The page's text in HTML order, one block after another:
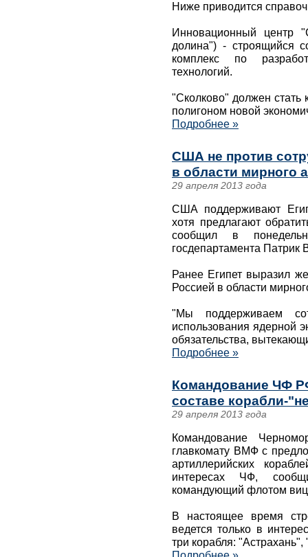
Ниже приводится
Инновационный центр
долина") - строящийся
комплекс по
технологий.
"Сколково" должен
полигоном новой
Подробнее »
США не против
в области мирного
29 апреля 2013 года
США поддерживают
хотя предлагают
сообщил в
госдепартамента Патрик
Ранее Египет выразил
Россией в области
"Мы поддерживаем
использования ядерной
обязательства,
Подробнее »
Командование ЧФ
составе корабли-
29 апреля 2013 года
Командование
главкомату ВМФ с
артиллерийских
интересах ЧФ,
командующий флотом
В настоящее время
ведется только в
три корабля: